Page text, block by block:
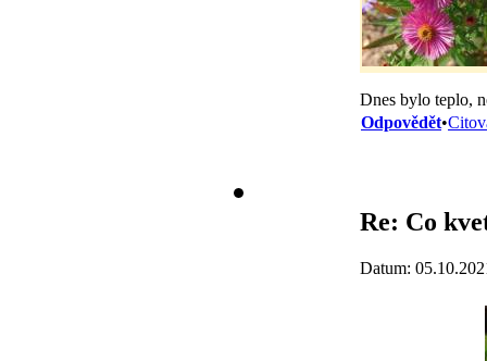
Dnes bylo teplo,
Odpovědět•
Re: Co
Datum: